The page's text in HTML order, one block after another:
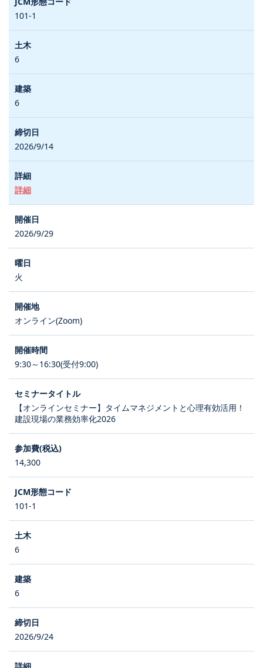
101-1
6
6
2026/9/14
詳細
2026/9/29
火
オンライン(Zoom)
9:30～16:30(受付9:00)
【オンラインセミナー】タイムマネジメントと心理有効活用！
建設現場の業務効率化2026
14,300
101-1
6
6
2026/9/24